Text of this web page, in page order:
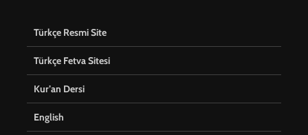
Türkçe Resmi Site
Türkçe Fetva Sitesi
Kur’an Dersi
English